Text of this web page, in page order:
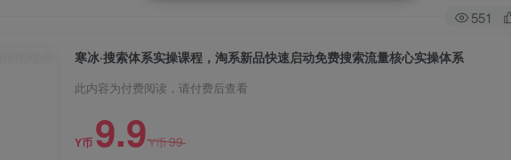
551
寒冰·搜索体系实操课程，淘系新品快速启动免费搜索流量核心实操体系
此内容为付费阅读，请付费后查看
Y币 9.9Y币99